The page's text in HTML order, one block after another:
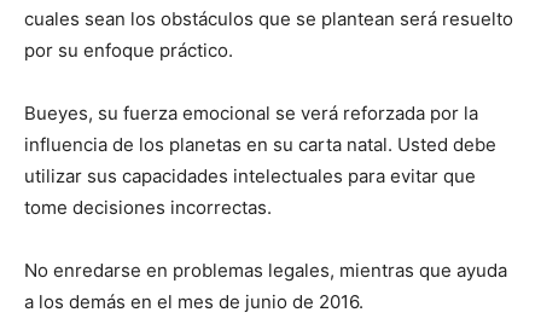
cuales sean los obstáculos que se plantean será resuelto
por su enfoque práctico.
Bueyes, su fuerza emocional se verá reforzada por la
influencia de los planetas en su carta natal. Usted debe
utilizar sus capacidades intelectuales para evitar que
tome decisiones incorrectas.
No enredarse en problemas legales, mientras que ayuda
a los demás en el mes de junio de 2016.